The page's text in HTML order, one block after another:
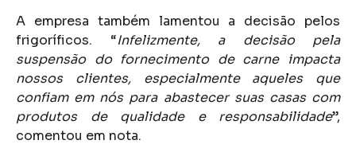
A empresa também lamentou a decisão pelos
frigoríficos. “Infelizmente, a decisão pela
suspensão do fornecimento de carne impacta
nossos clientes, especialmente aqueles que
confiam em nós para abastecer suas casas com
produtos de qualidade e responsabilidade”,
comentou em nota.